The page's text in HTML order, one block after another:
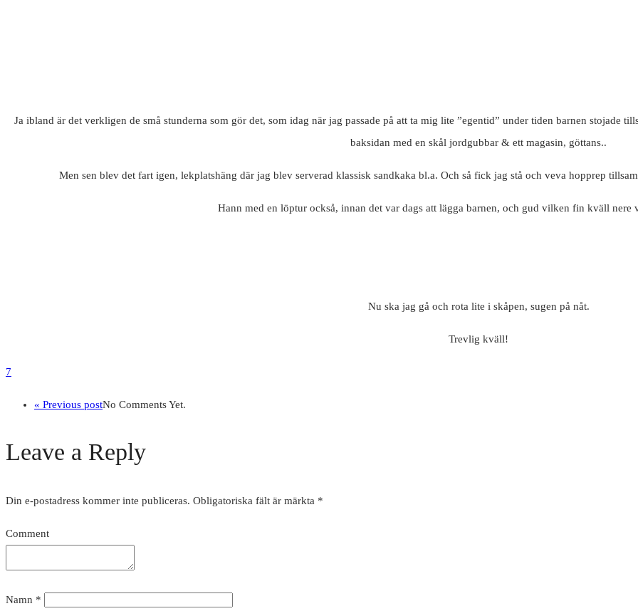
Ja ibland är det verkligen de små stunderna som gör det, som idag när jag passade på att ta mig lite ”egentid” under tiden barnen stojade
baksidan med en skål jordgubbar & ett magasin, göttans..
Men sen blev det fart igen, lekplatshäng där jag blev serverad klassisk sandkaka bl.a. Och så fick jag stå och veva hopprep
Hann med en löptur också, innan det var dags att lägga barnen, och gud vilken fin kväll nere
Nu ska jag gå och rota lite i skåpen, sugen på nåt.
Trevlig kväll!
7
« Previous postNo Comments Yet.
Leave a Reply
Din e-postadress kommer inte publiceras. Obligatoriska fält är märkta *
Comment
Namn *